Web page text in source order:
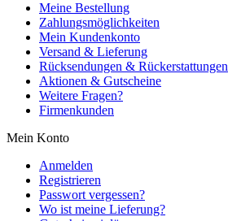
Meine Bestellung
Zahlungsmöglichkeiten
Mein Kundenkonto
Versand & Lieferung
Rücksendungen & Rückerstattungen
Aktionen & Gutscheine
Weitere Fragen?
Firmenkunden
Mein Konto
Anmelden
Registrieren
Passwort vergessen?
Wo ist meine Lieferung?